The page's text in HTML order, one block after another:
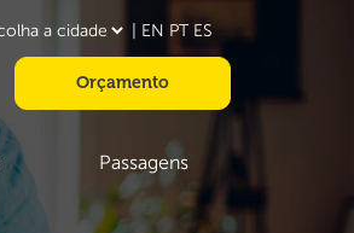
EN PT ES
Orçamento
Passagens